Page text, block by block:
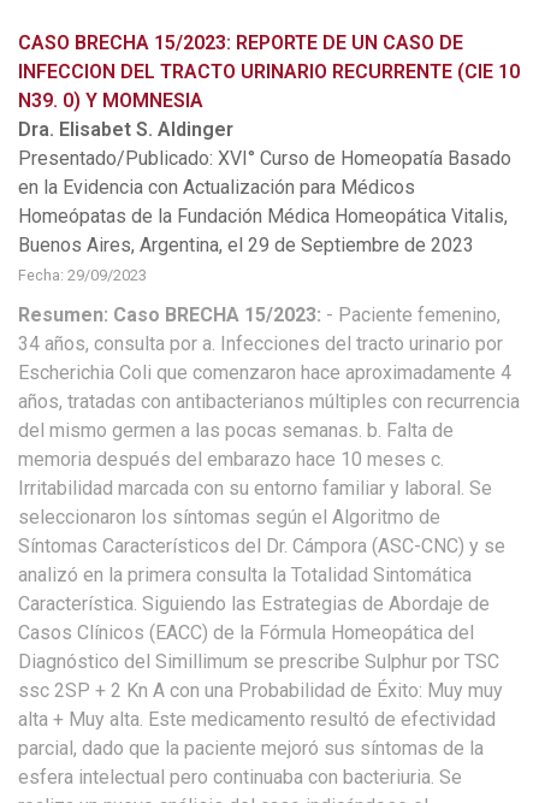
CASO BRECHA 15/2023: REPORTE DE UN CASO DE
INFECCION DEL TRACTO URINARIO RECURRENTE (CIE 10
N39. 0) Y MOMNESIA
Dra. Elisabet S. Aldinger
Presentado/Publicado: XVI° Curso de Homeopatía Basado
en la Evidencia con Actualización para Médicos
Homeópatas de la Fundación Médica Homeopática Vitalis,
Buenos Aires, Argentina, el 29 de Septiembre de 2023
Fecha: 29/09/2023
Resumen: Caso BRECHA 15/2023: - Paciente femenino,
34 años, consulta por a. Infecciones del tracto urinario por
Escherichia Coli que comenzaron hace aproximadamente 4
años, tratadas con antibacterianos múltiples con recurrencia
del mismo germen a las pocas semanas. b. Falta de
memoria después del embarazo hace 10 meses c.
Irritabilidad marcada con su entorno familiar y laboral. Se
seleccionaron los síntomas según el Algoritmo de
Síntomas Característicos del Dr. Cámpora (ASC-CNC) y se
analizó en la primera consulta la Totalidad Sintomática
Característica. Siguiendo las Estrategias de Abordaje de
Casos Clínicos (EACC) de la Fórmula Homeopática del
Diagnóstico del Simillimum se prescribe Sulphur por TSC
ssc 2SP + 2 Kn A con una Probabilidad de Éxito: Muy muy
alta + Muy alta. Este medicamento resultó de efectividad
parcial, dado que la paciente mejoró sus síntomas de la
esfera intelectual pero continuaba con bacteriuria. Se